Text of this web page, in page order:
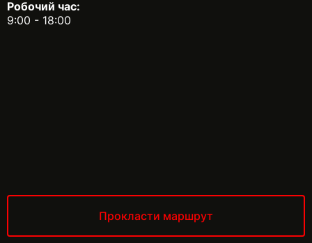
Робочий час:
9:00 - 18:00
Прокласти маршрут